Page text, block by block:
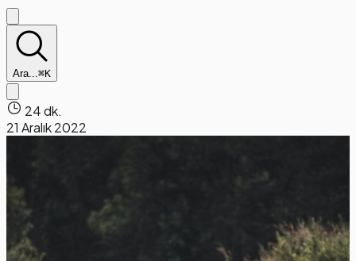
Ara...⌘K
24 dk.
21 Aralık 2022